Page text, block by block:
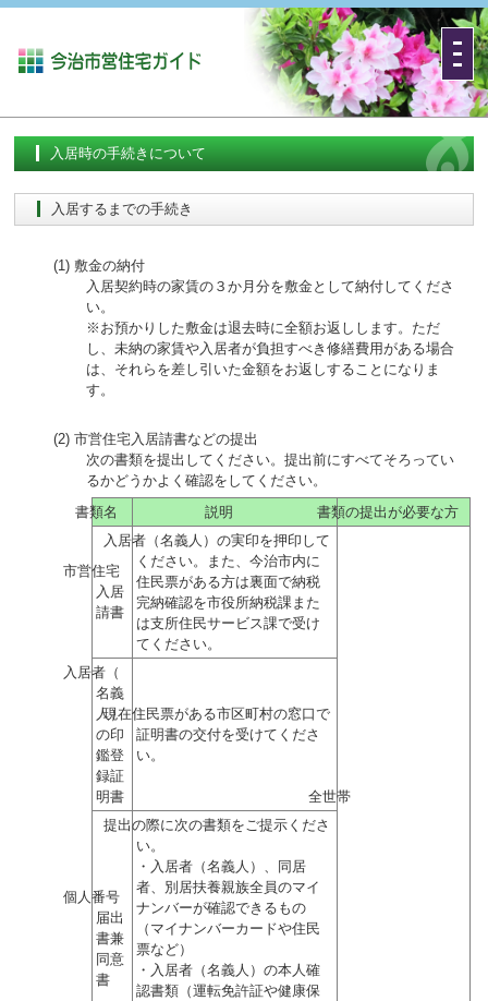
入居時の手続きについて
入居するまでの手続き
敷金の納付
入居契約時の家賃の３か月分を敷金として納付してくださ
い。
※お預かりした敷金は退去時に全額お返しします。ただ
し、未納の家賃や入居者が負担すべき修繕費用がある場合
は、それらを差し引いた金額をお返しすることになりま
す。
市営住宅入居請書などの提出
次の書類を提出してください。提出前にすべてそろってい
るかどうかよく確認をしてください。
書類名
説明 書類の提出が必要な方
市営住宅
入居
請書
入居者（名義人）の実印を押印して
ください。また、今治市内に
住民票がある方は裏面で納税
完納確認を市役所納税課また
は支所住民サービス課で受け
てください。
全世帯
入居者（
名義
人）
の印
鑑登
録証
明書
現在住民票がある市区町村の窓口で
証明書の交付を受けてくださ
い。
個人番号
届出
書兼
同意
書
提出の際に次の書類をご提示くださ
い。
・入居者（名義人）、同居
者、別居扶養親族全員のマイ
ナンバーが確認できるもの
（マイナンバーカードや住民
票など）
・入居者（名義人）の本人確
認書類（運転免許証や健康保